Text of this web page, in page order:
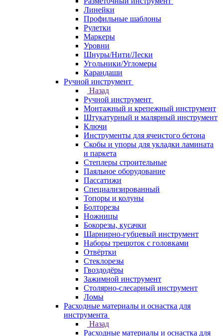
Линейки
Профильные шаблоны
Рулетки
Маркеры
Уровни
Шнуры/Нити/Лески
Угольники/Угломеры
Карандаши
Ручной инструмент
Назад
Ручной инструмент
Монтажный и крепежный инструмент
Штукатурный и малярный инструмент
Ключи
Инструменты для ячеистого бетона
Скобы и упоры для укладки ламината
и паркета
Степлеры строительные
Паяльное оборудование
Пассатижи
Специализированный
Топоры и колуны
Болторезы
Ножницы
Бокорезы, кусачки
Шарнирно-губцевый инструмент
Наборы трещоток с головками
Отвёртки
Стеклорезы
Гвоздодёры
Зажимной инструмент
Столярно-слесарный инструмент
Ломы
Расходные материалы и оснастка для
инструмента
Назад
Расходные материалы и оснастка для